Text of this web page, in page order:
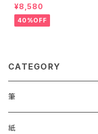
号1180>
¥8,580
40%OFF
CATEGORY
筆
漢字用
紙